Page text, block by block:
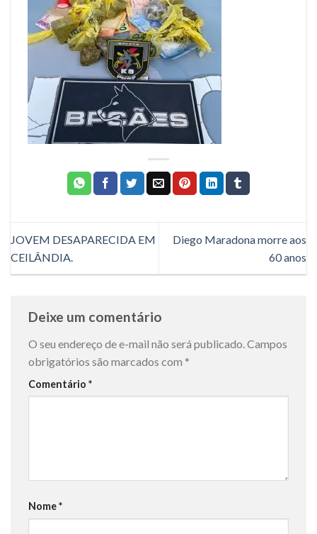
JOVEM DESAPARECIDA EM
CEILÂNDIA.
Diego Maradona morre aos
60 anos
Deixe um comentário
O seu endereço de e-mail não será publicado. Campos
obrigatórios são marcados com *
Comentário *
Nome*